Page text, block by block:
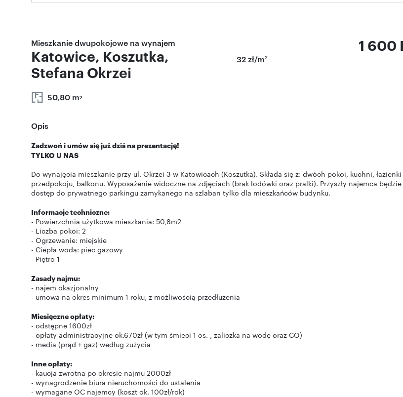
Mieszkanie dwupokojowe na wynajem
Katowice, Koszutka,
Stefana Okrzei
50,80 m2
1 600
32 zł/m2
Opis
Zadzwoń i umów się już dziś na prezentację!
TYLKO U NAS
Do wynajęcia mieszkanie przy ul. Okrzei 3 w Katowicach (Koszutka). Składa się z: dwóch pokoi, kuchni, łazienki
przedpokoju, balkonu. Wyposażenie widoczne na zdjęciach (brak lodówki oraz pralki). Przyszły najemca będzie
dostęp do prywatnego parkingu zamykanego na szlaban tylko dla mieszkańców budynku.
Informacje techniczne:
- Powierzchnia użytkowa mieszkania: 50,8m2
- Liczba pokoi: 2
- Ogrzewanie: miejskie
- Ciepła woda: piec gazowy
- Piętro 1
Zasady najmu:
- najem okazjonalny
- umowa na okres minimum 1 roku, z możliwością przedłużenia
Miesięczne opłaty:
- odstępne 1600zł
- opłaty administracyjne ok.670zł (w tym śmieci 1 os. , zaliczka na wodę oraz CO)
- media (prąd + gaz) według zużycia
Inne opłaty:
- kaucja zwrotna po okresie najmu 2000zł
- wynagrodzenie biura nieruchomości do ustalenia
- wymagane OC najemcy (koszt ok. 100zł/rok)